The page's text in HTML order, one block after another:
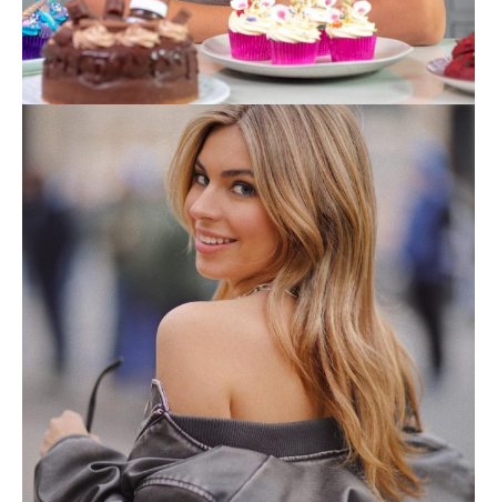
AITANA SORIANO
LIFESTYLE